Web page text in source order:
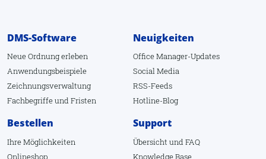
DMS-Software
Neue Ordnung erleben
Anwendungsbeispiele
Zeichnungsverwaltung
Fachbegriffeund Fristen
Neuigkeiten
Office Manager-Updates
Social Media
RSS-Feeds
Hotline-Blog
Bestellen
Ihre Möglichkeiten
Onlineshop
Support
Übersicht und FAQ
Knowledge Base